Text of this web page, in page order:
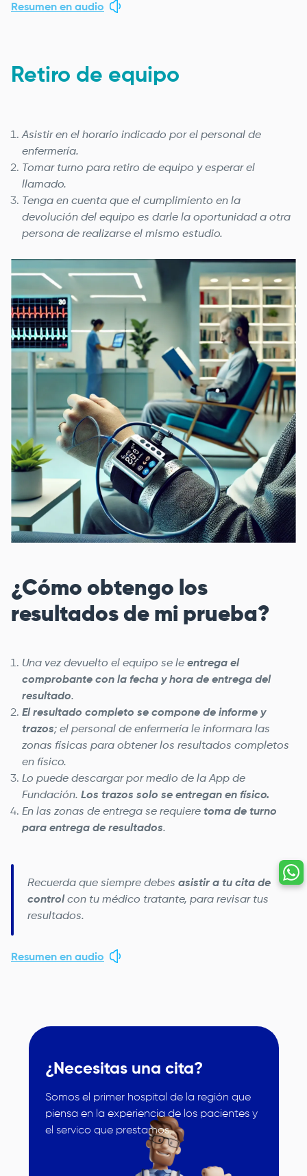
Resumen en audio
Retiro de equipo
Asistir en el horario indicado por el personal de
enfermería.
Tomar turno para retiro de equipo y esperar el
llamado.
Tenga en cuenta que el cumplimiento en la
devolución del equipo es darle la oportunidad a otra
persona de realizarse el mismo estudio.
¿Cómo obtengo los
resultados de mi prueba?
Una vez devuelto el equipo se le entrega el
comprobante con la fecha y hora de entrega del
resultado.
El resultado completo se compone de informe y
trazos; el personal de enfermería le informara las
zonas físicas para obtener los resultados completos
en físico.
Lo puede descargar por medio de laApp de
Fundación. Los trazos solo se entregan en físico.
En las zonas de entrega se requiere toma de turno
para entrega de resultados.
Recuerda que siempre debes asistir a tu cita de
control con tu médico tratante, para revisar tus
resultados.
Resumen en audio
¿Necesitas una cita?
Somos el primer hospital de la región que
piensa en la experiencia de los pacientes y
el servico que prestamos.